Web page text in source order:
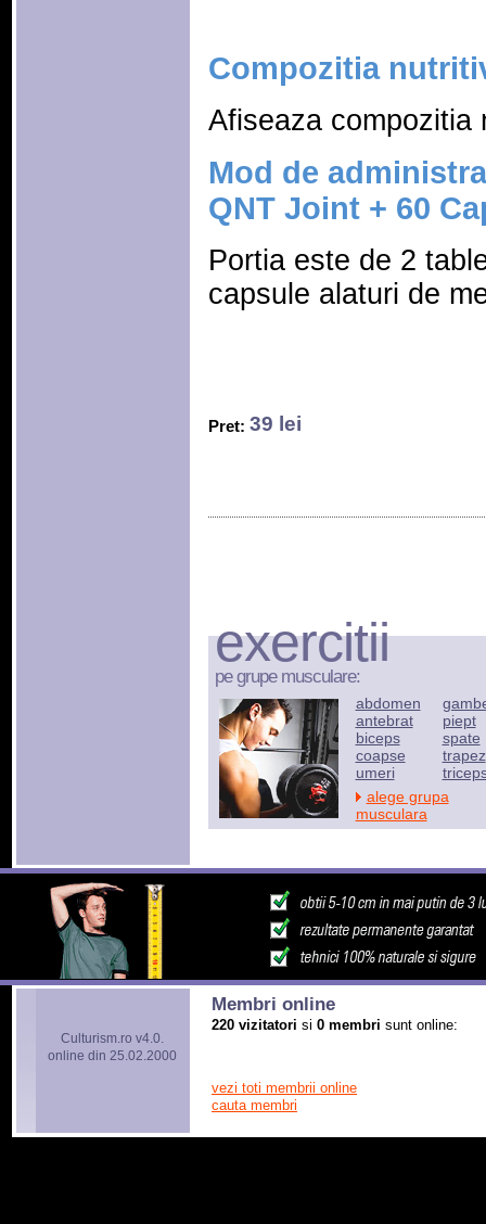
Compozitia
Afiseaza compozitia
Mod de
QNT Joint + 60
Portia este de 2
capsule alaturi de
Pret: 39 lei
exercitii
pe grupe musculare:
abdomen
antebrat
biceps
coapse
umeri
piept
spate
trapez
alege grupa
musculara
Culturism.ro v4.0.
online din 25.02.2000
Membri online
220 vizitatori si 0 membri sunt online:
vezi toti membrii online
cauta membri